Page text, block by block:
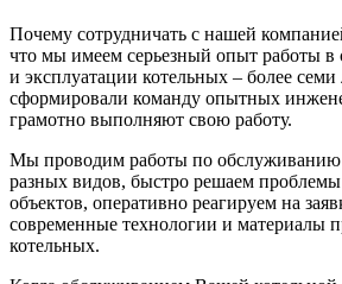
Почему сотрудничать с нашей
что мы имеем серьезный опыт работы в
и эксплуатации котельных – более
сформировали команду опытных
грамотно выполняют свою работу.
Мы проводим работы по обслуживанию
разных видов, быстро решаем
объектов, оперативно реагируем на
современные технологии и материалы
котельных.